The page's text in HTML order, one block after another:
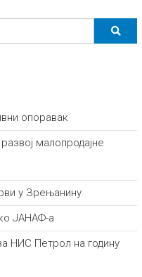
опоравак
малопродајне
у Зрењанину
ЈАНАФ-а
НИС Петрол на годину